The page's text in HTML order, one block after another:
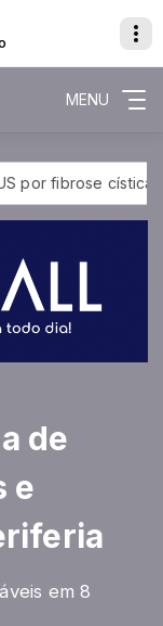
MENU
cística Rio
de
e
em 8